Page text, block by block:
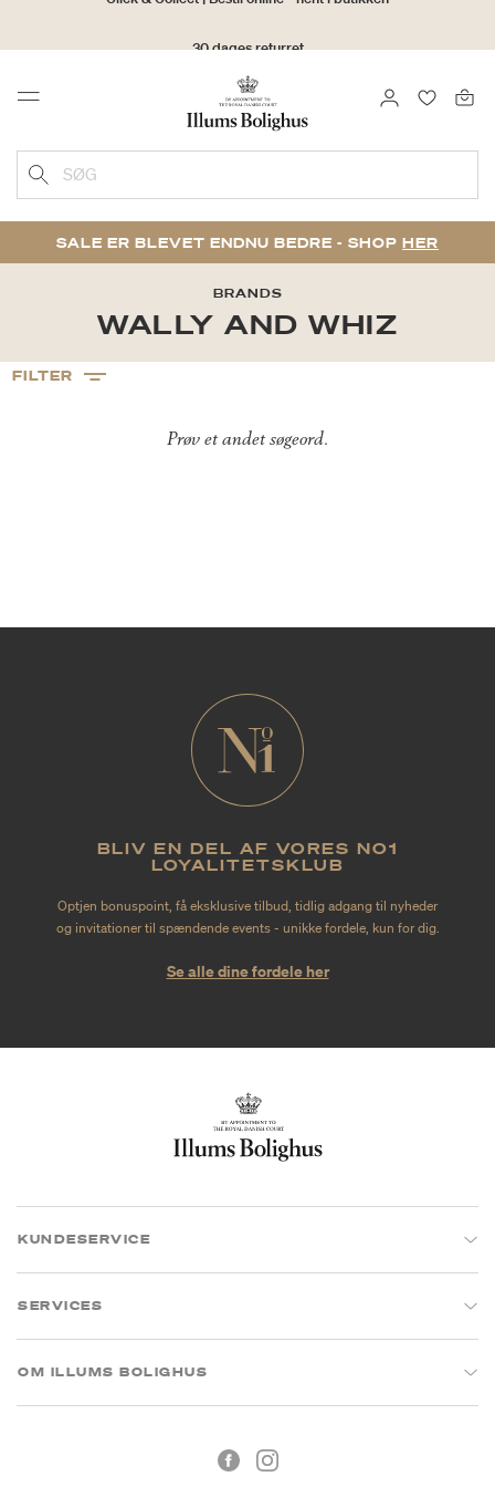
30 dages returret
Menu LOG IND
SØG
SALE ER BLEVET ENDNU BEDRE - SHOP HER
BRANDS
WALLY AND WHIZ
FILTER
Prøv et andet søgeord.
BLIV EN DEL AF VORES NO1
LOYALITETSKLUB
Optjen bonuspoint, få eksklusive tilbud, tidlig adgang til nyheder
og invitationer til spændende events - unikke fordele, kun for dig.
Se alle dine fordele her
KUNDESERVICE
SERVICES
OM ILLUMS BOLIGHUS